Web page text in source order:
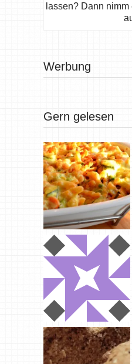
lassen? Dann
Werbung
Gern gelesen